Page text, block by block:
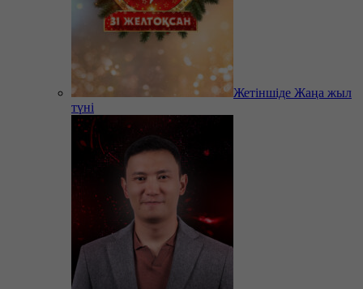
Жетіншіде Жаңа жыл
түні